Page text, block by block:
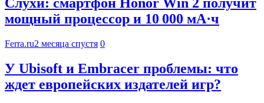
мощный процессор и 10 000 мА·ч
Ferra.ru2 месяца спустя 0
У Ubisoft и Embracer проблемы: что
ждет европейских издателей игр?